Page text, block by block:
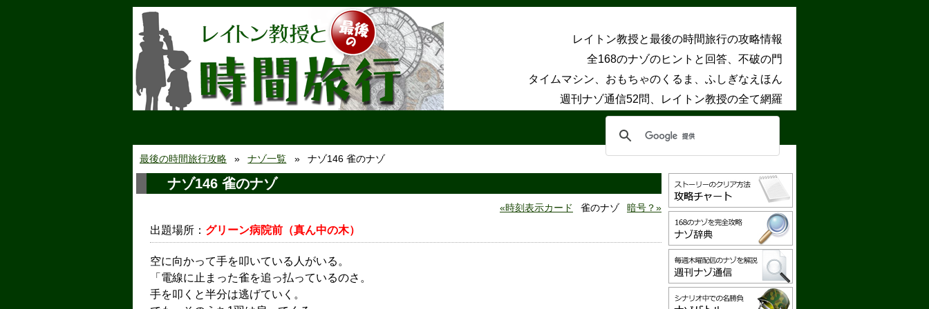
レイトン教授と最後の時間旅行の攻略情報
全168のナゾのヒントと回答、不破の門
タイムマシン、おもちゃのくるま、ふしぎなえほん
週刊ナゾ通信52問、レイトン教授の全て網羅
最後の時間旅行攻略 ナゾ一覧 ナゾ146 雀のナゾ
ナゾ146 雀のナゾ
時刻表示カード 雀のナゾ 暗号？
出題場所： グリーン病院前（真ん中の木）
空に向かって手を叩いている人がいる。
「電線に止まった雀を追っ払っているのさ。
手を叩くと半分は逃げていく。